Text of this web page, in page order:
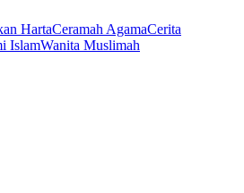
HartaCeramah AgamaCerita
IslamWanita Muslimah